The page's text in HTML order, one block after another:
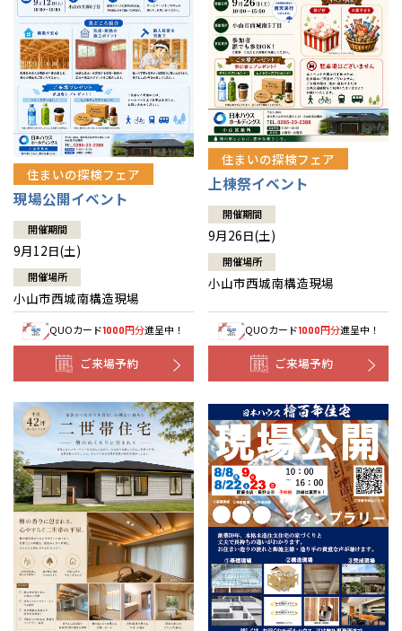
住まいの探検フェア
現場公開イベント
開催期間
9月12日(土)
開催場所
小山市西城南構造現場
QUOカード1000円分進呈中！
ご来場予約
住まいの探検フェア
上棟祭イベント
開催期間
9月26日(土)
開催場所
小山市西城南構造現場
QUOカード1000円分進呈中！
ご来場予約